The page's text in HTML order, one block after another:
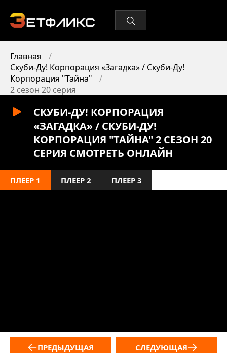
Главная
Скуби-Ду! Корпорация «Загадка» / Скуби-Ду!
Корпорация "Тайна"
2 сезон 20 серия
СКУБИ-ДУ! КОРПОРАЦИЯ
«ЗАГАДКА» / СКУБИ-ДУ!
КОРПОРАЦИЯ "ТАЙНА" 2 СЕЗОН 20
СЕРИЯ СМОТРЕТЬ ОНЛАЙН
ПЛЕЕР 1 ПЛЕЕР 2 ПЛЕЕР 3
ПРЕДЫДУЩАЯ СЛЕДУЮЩАЯ